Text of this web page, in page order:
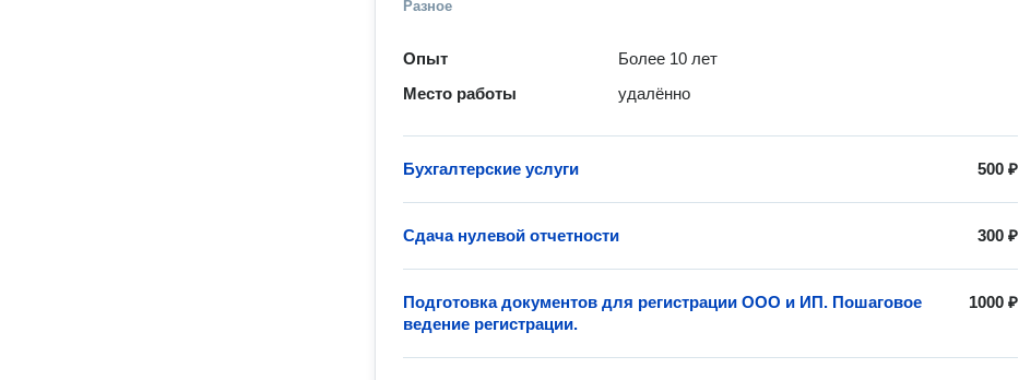
Разное
Опыт
Более 10 лет
Место работы
удалённо
500 ₽
Бухгалтерские услуги
300 ₽
Сдача нулевой отчетности
1000 ₽
Подготовка документов для регистрации ООО и ИП. Пошаговое
ведение регистрации.